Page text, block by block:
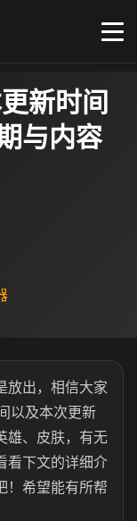
新时间​
与内容
放出，相信大家
以及本次更新
雄、皮肤，有无
看下文的详细介
！希望能有所帮